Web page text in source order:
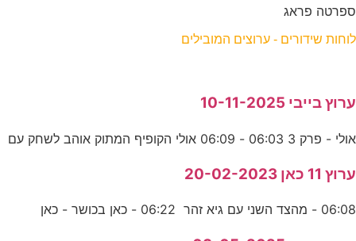
ספרטה פראג
לוחות שידורים - ערוצים המובילים
ערוץ בייבי 10-11-2025
אולי - פרק 3 06:03 - 06:09 אולי הקופיף המתוק אוהב לשחק עם
ערוץ 11 כאן 20-02-2023
06:08 - מהצד השני עם גיא זהר 06:22 - כאן בכושר - כאן